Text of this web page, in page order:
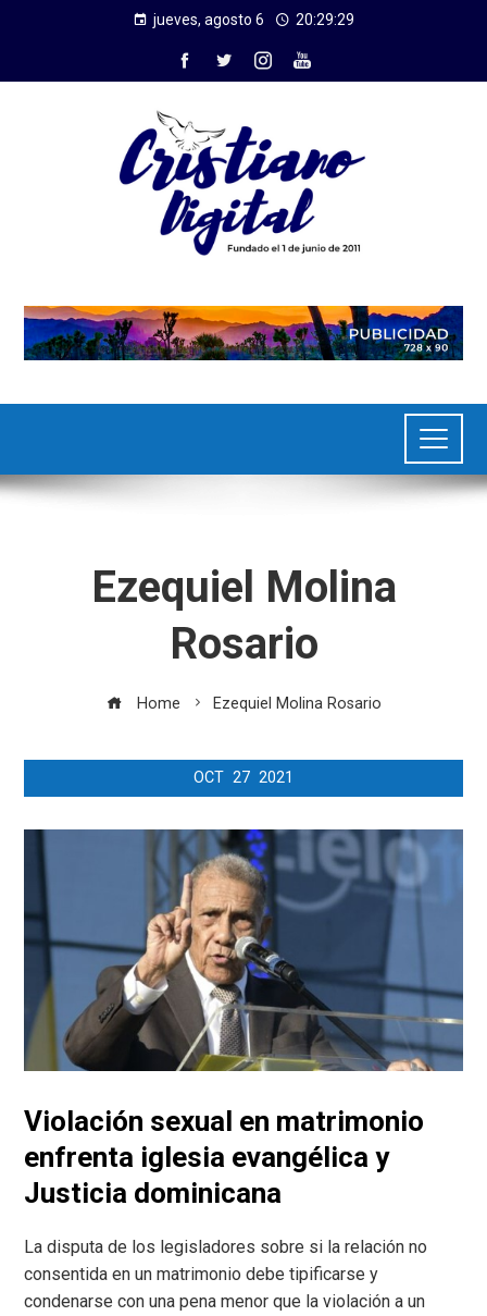
jueves, agosto 6 20:29:29
Ezequiel Molina
Rosario
Home Ezequiel Molina Rosario
OCT 27 2021
Violación sexual en matrimonio
enfrenta iglesia evangélica y
Justicia dominicana
La disputa de los legisladores sobre si la relación no
consentida en un matrimonio debe tipificarse y
condenarse con una pena menor que la violación a un